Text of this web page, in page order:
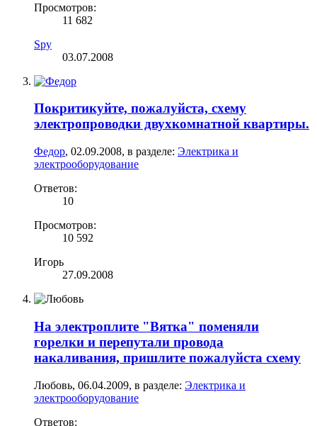
Просмотров:
11 682
Spy
03.07.2008
Покритикуйте, пожалуйста, схему
электропроводки двухкомнатной квартиры.
Федор, 02.09.2008, в разделе: Электрика и
электрооборудование
Ответов:
10
Просмотров:
10 592
Игорь
27.09.2008
На электроплите "Вятка" поменяли
горелки и перепутали провода
накаливания, пришлите пожалуйста схему
Любовь, 06.04.2009, в разделе: Электрика и
электрооборудование
Ответов: